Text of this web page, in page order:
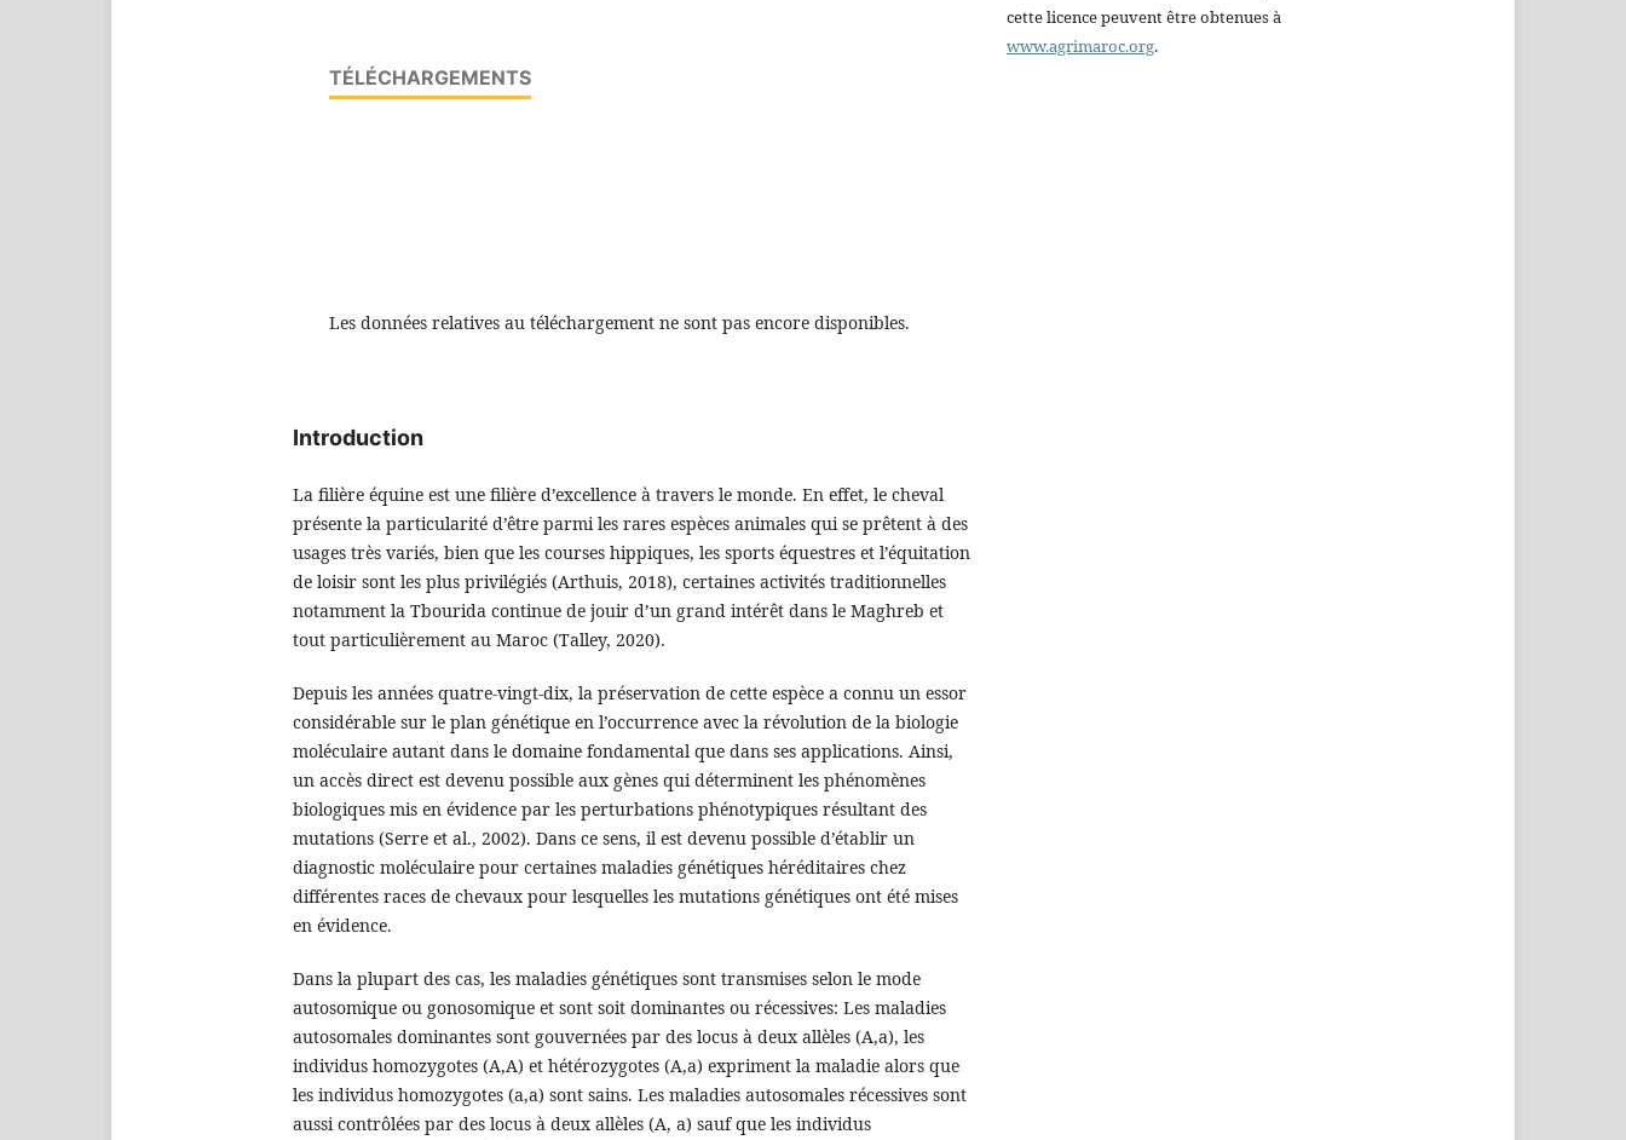
TÉLÉCHARGEMENTS
Les données relatives au téléchargement ne sont pas encore disponibles.
Introduction
La filière équine est une filière d’excellence à travers le monde. En effet, le cheval
présente la particularité d’être parmi les rares espèces animales qui se prêtent à des
usages très variés, bien que les courses hippiques, les sports équestres et l’équitation
de loisir sont les plus privilégiés (Arthuis, 2018), certaines activités traditionnelles
notamment la Tbourida continue de jouir d’un grand intérêt dans le Maghreb et
tout particulièrement au Maroc (Talley, 2020).
Depuis les années quatre-vingt-dix, la préservation de cette espèce a connu un essor
considérable sur le plan génétique en l’occurrence avec la révolution de la biologie
moléculaire autant dans le domaine fondamental que dans ses applications. Ainsi,
un accès direct est devenu possible aux gènes qui déterminent les phénomènes
biologiques mis en évidence par les perturbations phénotypiques résultant des
mutations (Serre et al., 2002). Dans ce sens, il est devenu possible d’établir un
diagnostic moléculaire pour certaines maladies génétiques héréditaires chez
différentes races de chevaux pour lesquelles les mutations génétiques ont été mises
en évidence.
Dans la plupart des cas, les maladies génétiques sont transmises selon le mode
autosomique ou gonosomique et sont soit dominantes ou récessives: Les maladies
autosomales dominantes sont gouvernées par des locus à deux allèles (A,a), les
individus homozygotes (A,A) et hétérozygotes (A,a) expriment la maladie alors que
les individus homozygotes (a,a) sont sains. Les maladies autosomales récessives sont
aussi contrôlées par des locus à deux allèles (A, a) sauf que les individus
cette licence peuvent être obtenues à
www.agrimaroc.org.